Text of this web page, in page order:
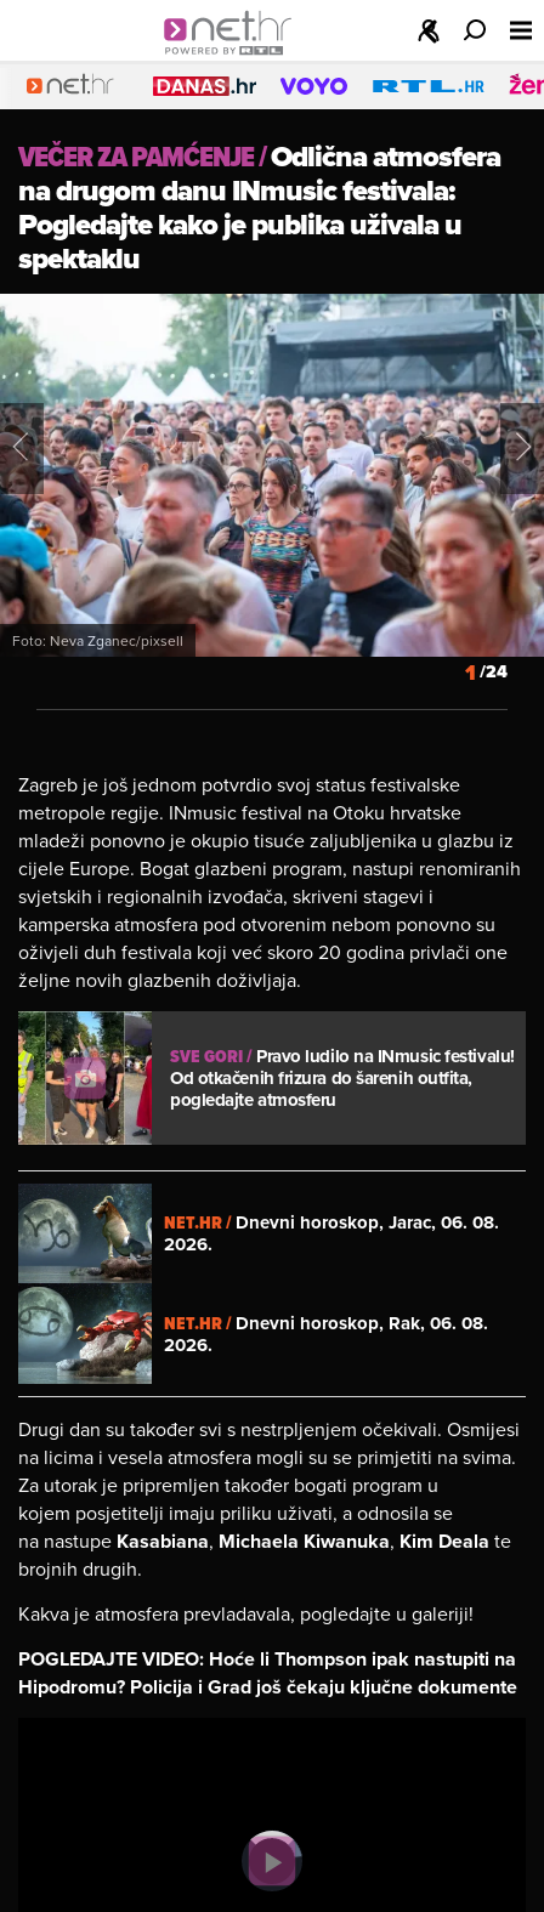
VEČER ZA PAMĆENJE/Odlična atmosfera
na drugom danu INmusic festivala:
Pogledajte kako je publika uživala u
spektaklu
Foto: Neva Zganec/pixsell
1/24
Zagreb je još jednom potvrdio svoj status festivalske
metropole regije. INmusic festival na Otoku hrvatske
mladeži ponovno je okupio tisuće zaljubljenika u glazbu iz
cijele Europe. Bogat glazbeni program, nastupi renomiranih
svjetskih i regionalnih izvođača, skriveni stagevi i
kamperska atmosfera pod otvorenim nebom ponovno su
oživjeli duh festivala koji već skoro 20 godina privlači one
željne novih glazbenih doživljaja.
SVE GORI/Pravo ludilo na INmusic festivalu!
Od otkačenih frizura do šarenih outfita,
pogledajte atmosferu
NET.HR /Dnevni horoskop, Jarac, 06. 08.
2026.
NET.HR /Dnevni horoskop, Rak, 06. 08.
2026.
Drugi dan su također svi s nestrpljenjem očekivali. Osmijesi
na licima i vesela atmosfera mogli su se primjetiti na svima.
Za utorak je pripremljen također bogati program u
kojem posjetitelji imaju priliku uživati, a odnosila se
na nastupe Kasabiana, Michaela Kiwanuka, Kim Deala te
brojnih drugih.
Kakva je atmosfera prevladavala, pogledajte u galeriji!
POGLEDAJTE VIDEO: Hoće li Thompson ipak nastupiti na
Hipodromu? Policija i Grad još čekaju ključne dokumente
Video
Player
is
loading.
Play
because the format is not supported.